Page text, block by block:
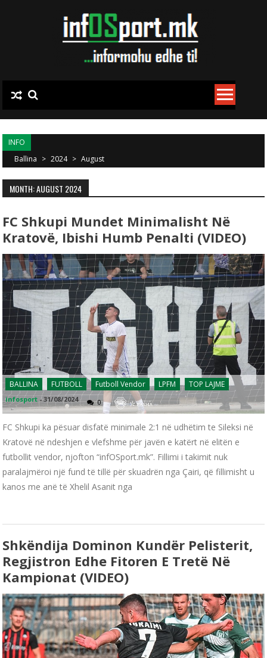
INFO
Ballina > 2024 > August
MONTH: AUGUST 2024
FC Shkupi Mundet Minimalisht Në
Kratovë, Ibishi Humb Penalti (VIDEO)
BALLINA FUTBOLL Futboll Vendor LPFM TOP LAJME
infosport -31/08/2024 0
FC Shkupi ka pësuar disfatë minimale 2:1 në udhëtim te Sileksi në
Kratovë në ndeshjen e vlefshme për javën e katërt në elitën e
futbollit vendor, njofton “infOSport.mk”. Fillimi i takimit nuk
paralajmëroi një fund të tillë për skuadrën nga Çairi, që fillimisht u
kanos me anë të Xhelil Asanit nga
Shkëndija Dominon Kundër Pelisterit,
Regjistron Edhe Fitoren E Tretë Në
Kampionat (VIDEO)